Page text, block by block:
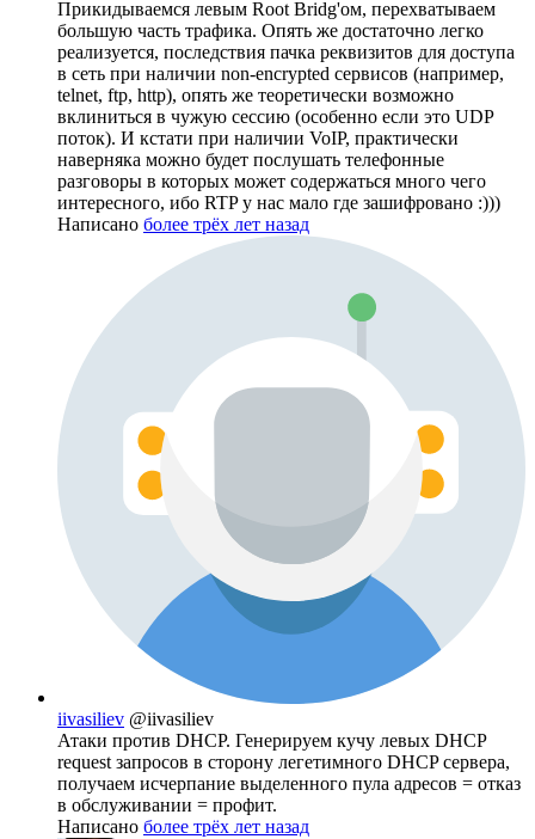
Прикидываемся левым Root Bridg'ом, перехватываем
большую часть трафика. Опять же достаточно легко
реализуется, последствия пачка реквизитов для доступа
в сеть при наличии non-encrypted сервисов (например,
telnet, ftp, http), опять же теоретически возможно
вклиниться в чужую сессию (особенно если это UDP
поток). И кстати при наличии VoIP, практически
наверняка можно будет послушать телефонные
разговоры в которых может содержаться много чего
интересного, ибо RTP у нас мало где зашифровано :)))
Написано более трёх лет назад
iivasiliev @iivasiliev
Атаки против DHCP. Генерируем кучу левых DHCP
request запросов в сторону легетимного DHCP сервера,
получаем исчерпание выделенного пула адресов = отказ
в обслуживании = профит.
Написано более трёх лет назад